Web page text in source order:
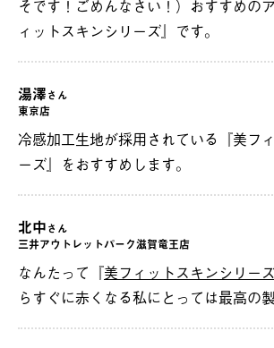
そです！ごめんなさい！）おすすめの
ィットスキンシリーズ』です。
湯澤さん
東京店
冷感加工生地が採用されている『美フ
ーズ』をおすすめします。
北中さん
三井アウトレットパーク滋賀竜王店
なんたって『美フィットスキンシリー
らすぐに赤くなる私にとっては最高の製